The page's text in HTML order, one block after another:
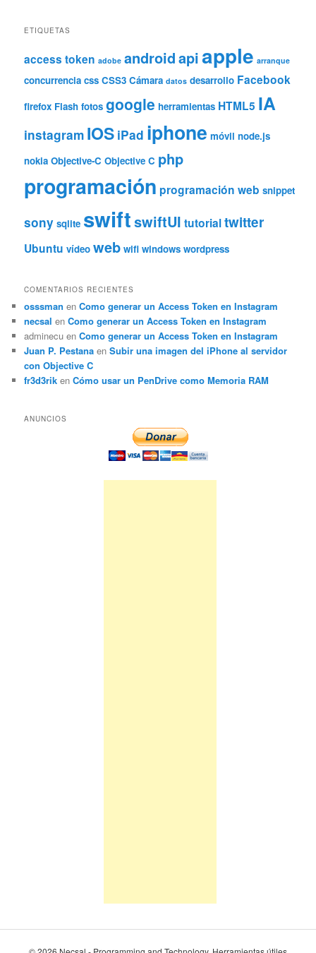
ETIQUETAS
access token adobe androidapiapple arranque
concurrencia css CSS3 Cámara datos desarrollo Facebook
firefox Flash fotos google herramientas HTML5 IA
instagram IOS iPad iphone móvil node.js
nokia Objective-C Objective C php
programación programación web snippet
sony sqlite swiftswiftUI tutorialtwitter
Ubuntu vídeo web wifi windows wordpress
COMENTARIOS RECIENTES
osssman enComo generar un Access Token en Instagram
necsal enComo generar un Access Token en Instagram
adminecu enComo generar un Access Token en Instagram
Juan P. Pestana enSubir una imagen del iPhone al servidor
con Objective C
fr3d3rik enCómo usar un PenDrive como Memoria RAM
ANUNCIOS